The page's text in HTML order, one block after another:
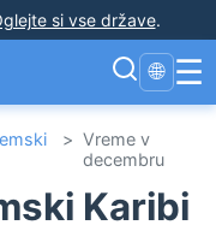
si vse države.
🌐 ☰
> Vreme v
decembru
Karibi